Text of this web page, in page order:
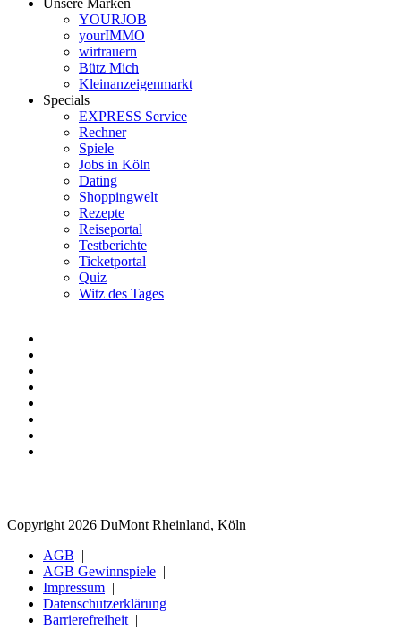
YOURJOB
yourIMMO
wirtrauern
Bütz Mich
Kleinanzeigenmarkt
Specials
EXPRESS Service
Rechner
Spiele
Jobs in Köln
Dating
Shoppingwelt
Rezepte
Reiseportal
Testberichte
Ticketportal
Quiz
Witz des Tages
Copyright 2026 DuMont Rheinland, Köln
AGB
AGB Gewinnspiele
Impressum
Datenschutzerklärung
Barrierefreiheit